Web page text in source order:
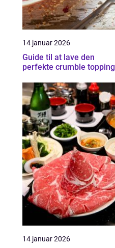
14 januar 2026
Guide til at lave den
perfekte crumble topping
14 januar 2026